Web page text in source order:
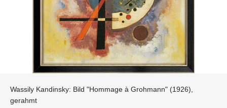
Wassily Kandinsky: Bild "Hommage à Grohmann" (1926),
gerahmt